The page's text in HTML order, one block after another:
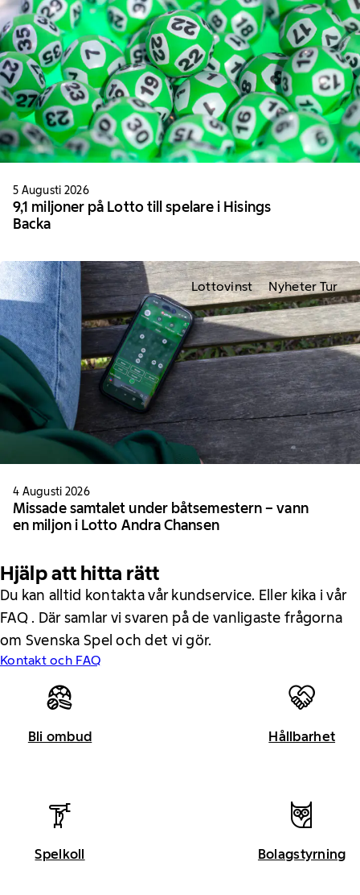
5 Augusti 2026
9,1 miljoner på Lotto till spelare i Hisings
Backa
Lottovinst Nyheter Tur
4 Augusti 2026
Missade samtalet under båtsemestern – vann
en miljon i Lotto Andra Chansen
Hjälp att hitta rätt
Du kan alltid kontakta vår kundservice. Eller kika i vår
FAQ . Där samlar vi svaren på de vanligaste frågorna
om Svenska Spel och det vi gör.
Kontakt och FAQ
Bli ombud Hållbarhet
Spelkoll Bolagstyrning